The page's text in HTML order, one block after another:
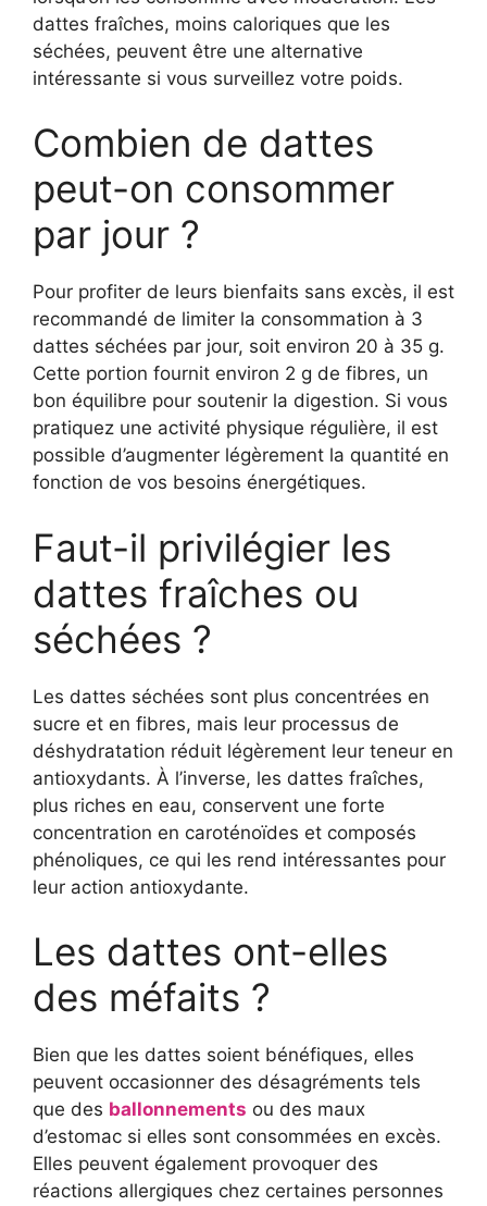
dattes fraîches, moins caloriques que les
séchées, peuvent être une alternative
intéressante si vous surveillez votre poids.
Combien de dattes
peut-on consommer
par jour ?
Pour profiter de leurs bienfaits sans excès, il est
recommandé de limiter la consommation à 3
dattes séchées par jour, soit environ 20 à 35 g.
Cette portion fournit environ 2 g de fibres, un
bon équilibre pour soutenir la digestion. Si vous
pratiquez une activité physique régulière, il est
possible d’augmenter légèrement la quantité en
fonction de vos besoins énergétiques.
Faut-il privilégier les
dattes fraîches ou
séchées ?
Les dattes séchées sont plus concentrées en
sucre et en fibres, mais leur processus de
déshydratation réduit légèrement leur teneur en
antioxydants. À l’inverse, les dattes fraîches,
plus riches en eau, conservent une forte
concentration en caroténoïdes et composés
phénoliques, ce qui les rend intéressantes pour
leur action antioxydante.
Les dattes ont-elles
des méfaits ?
Bien que les dattes soient bénéfiques, elles
peuvent occasionner des désagréments tels
que des ballonnements ou des maux
d’estomac si elles sont consommées en excès.
Elles peuvent également provoquer des
réactions allergiques chez certaines personnes